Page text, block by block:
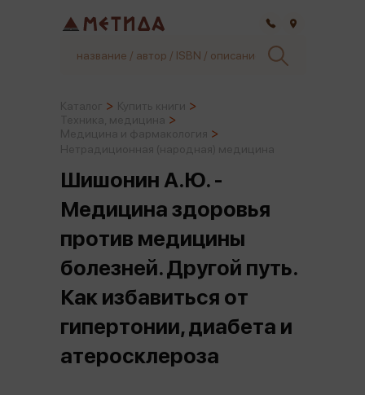
Шишонин А.Ю. -
Медицина здоровья
против медицины
болезней. Другой путь.
Как избавиться от
гипертонии, диабета и
атеросклероза